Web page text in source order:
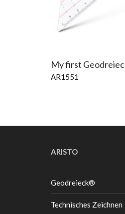
My first
AR1551
ARISTO
Geodreieck®
Technisches Zeichnen